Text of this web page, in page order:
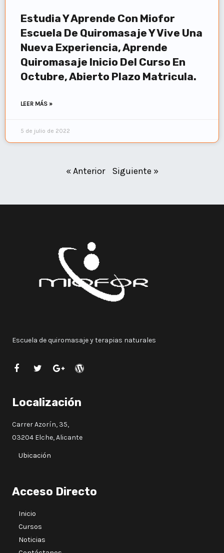
Estudia Y Aprende Con Miofor
Escuela De Quiromasaje Y Vive Una
Nueva Experiencia, Aprende
Quiromasaje Inicio Del Curso En
Octubre, Abierto Plazo Matricula.
LEER MÁS »
5 de julio de 2022
« Anterior Siguiente »
Escuela de quiromasaje y terapias naturales
Localización
Carrer Azorín, 35,
03204 Elche, Alicante
Ubicación
Acceso Directo
Inicio
Cursos
Noticias